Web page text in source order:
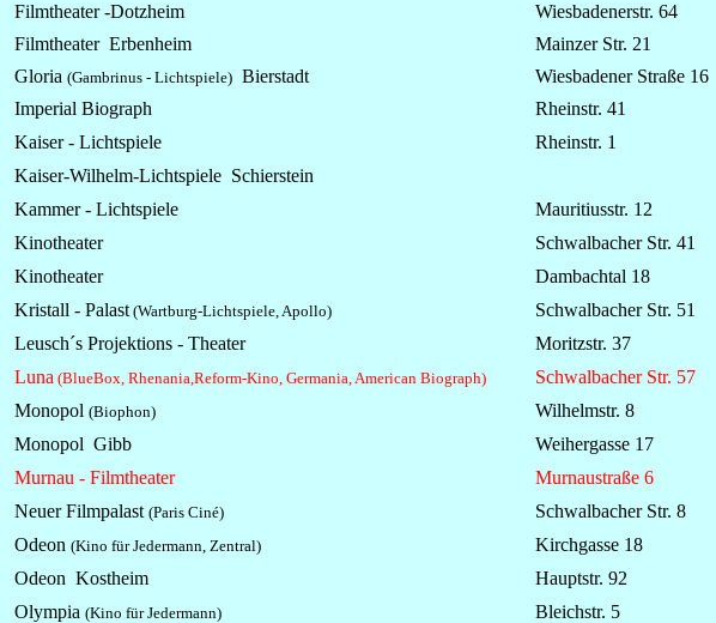
Filmtheater -Dotzheim
Wiesbadenerstr. 64
Filmtheater Erbenheim
Mainzer Str. 21
Gloria (Gambrinus - Lichtspiele) Bierstadt Wiesbadener Straße 16
Imperial Biograph
Rheinstr. 41
Kaiser - Lichtspiele
Rheinstr. 1
Kaiser-Wilhelm-Lichtspiele Schierstein
Kammer - Lichtspiele Mauritiusstr. 12
Kinotheater
Schwalbacher Str. 41
Kinotheater
Dambachtal 18
Kristall - Palast(Wartburg-Lichtspiele, Apollo) Schwalbacher Str. 51
Leusch´s Projektions - Theater
Moritzstr. 37
Luna (BlueBox, Rhenania,Reform-Kino, Germania, American Biograph) Schwalbacher Str. 57
Monopol (Biophon) Wilhelmstr. 8
Monopol Gibb
Weihergasse 17
Murnau - Filmtheater
Murnaustraße 6
Neuer Filmpalast (Paris Ciné) Schwalbacher Str. 8
Odeon (Kino für Jedermann, Zentral) Kirchgasse 18
Odeon Kostheim
Hauptstr. 92
Olympia (Kino für Jedermann) Bleichstr. 5